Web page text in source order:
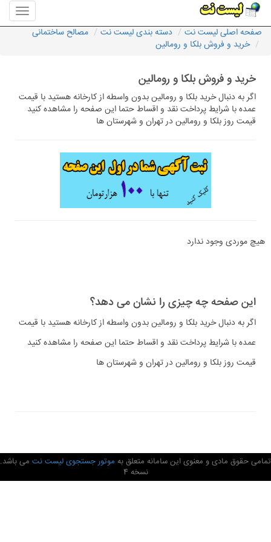
منوی
سایت
صفحه اصلی لیست نت دسته بندی لیست نت
مصالح ساختمانی
خرید و فروش بلکا و رومالین
خرید و فروش بلکا و رومالین
اگر به دنبال خرید بلکا و رومالین بدون واسطه از کارخانه هستید با قیمت
عمده با شرایط پرداخت نقد و اقساط حتما این صفحه را مشاهده کنید
قیمت روز بلکا و رومالین در تهران و شهرستان ها
هیچ موردی وجود ندارد
این صفحه چه چیزی را نشان می دهد؟
اگر به دنبال خرید بلکا و رومالین بدون واسطه از کارخانه هستید با قیمت
عمده با شرایط پرداخت نقد و اقساط حتما این صفحه را مشاهده کنید
قیمت روز بلکا و رومالین در تهران و شهرستان ها
تمامی حقوق مادی و معنوی این سامانه متعلق به موتور جستجوی لیست نت می باشد.
نسخه 4